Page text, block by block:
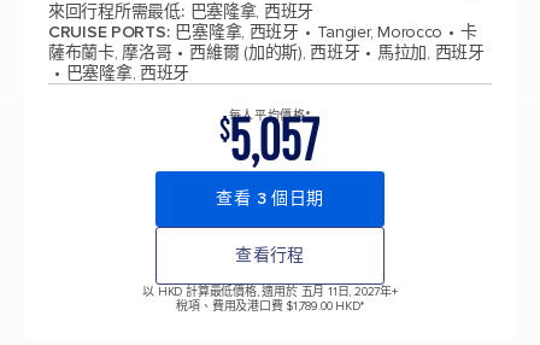
來回行程所需最低: 巴塞隆拿, 西班牙
CRUISE PORTS: 巴塞隆拿, 西班牙 Tangier, Morocco
卡
薩布蘭卡, 摩洛哥
西維爾 (加的斯), 西班牙
馬拉加, 西班牙
巴塞隆拿, 西班牙
每人平均價格*
$5,057
查看 3 個日期
查看行程
以 HKD 計算最低價格, 適用於 五月 11日, 2027年+
稅項、費用及港口費 $1,789.00 HKD*